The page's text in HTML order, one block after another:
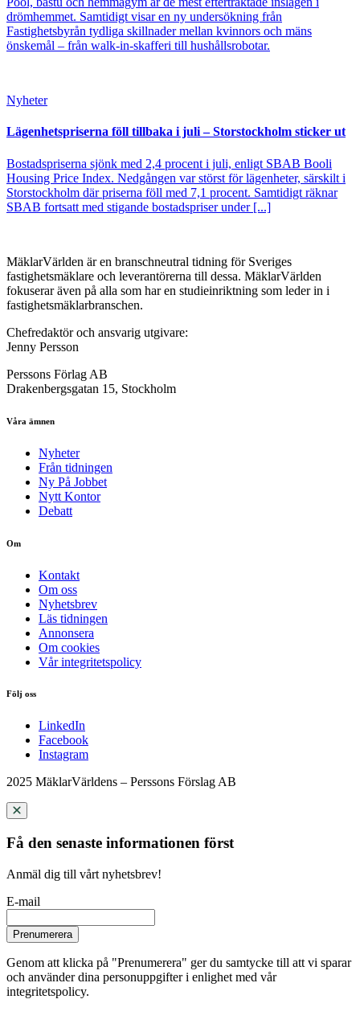
drömhemmet. Samtidigt visar en ny undersökning från
Fastighetsbyrån tydliga skillnader mellan kvinnors och mäns
önskemål – från walk-in-skafferi till hushållsrobotar.
Nyheter
Lägenhetspriserna föll tillbaka i juli – Storstockholm sticker ut
Bostadspriserna sjönk med 2,4 procent i juli, enligt SBAB Booli
Housing Price Index. Nedgången var störst för lägenheter, särskilt i
Storstockholm där priserna föll med 7,1 procent. Samtidigt räknar
SBAB fortsatt med stigande bostadspriser under [...]
MäklarVärlden är en branschneutral tidning för Sveriges
fastighetsmäklare och leverantörerna till dessa. MäklarVärlden
fokuserar även på alla som har en studieinriktning som leder in i
fastighetsmäklarbranschen.
Chefredaktör och ansvarig utgivare:
Jenny Persson
Perssons Förlag AB
Drakenbergsgatan 15, Stockholm
Våra ämnen
Nyheter
Från tidningen
Ny På Jobbet
Nytt Kontor
Debatt
Om
Kontakt
Om oss
Nyhetsbrev
Läs tidningen
Annonsera
Om cookies
Vår integritetspolicy
Följ oss
LinkedIn
Facebook
Instagram
2025 MäklarVärldens – Perssons Förslag AB
Få den senaste informationen först
Anmäl dig till vårt nyhetsbrev!
E-mail
Prenumerera
Genom att klicka på "Prenumerera" ger du samtycke till att vi sparar
och använder dina personuppgifter i enlighet med vår
integritetspolicy.